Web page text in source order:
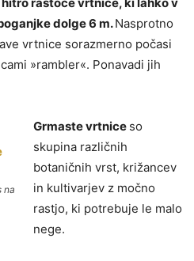
dolge 6 m.Nasprotno
vrtnice sorazmerno počasi
»rambler«. Ponavadi jih
na
Grmaste vrtnice so
skupina različnih
botaničnih vrst, križancev
in kultivarjev z močno
rastjo, ki potrebuje le malo
nege.